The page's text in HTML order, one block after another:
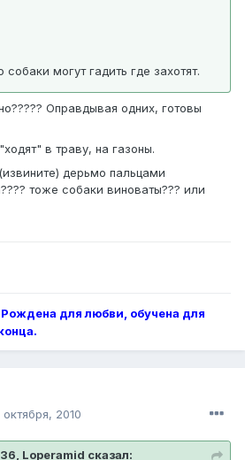
собаки могут гадить где захотят.
Оправдывая одних, готовы
в траву, на газоны.
дерьмо пальцами
тоже собаки виноваты??? или
для любви, обучена для
октября, 2010
Loperamid сказал: